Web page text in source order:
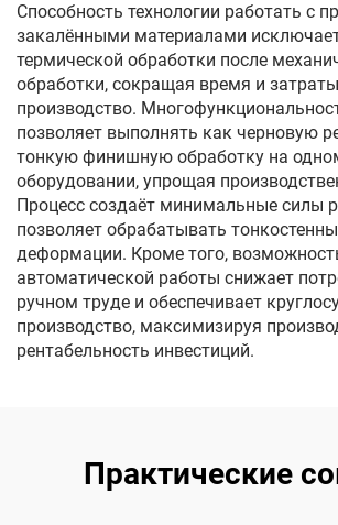
Способность технологии работать с
закалёнными материалами
термической обработки после
обработки, сокращая время и
производство.
позволяет выполнять как черновую
тонкую финишную обработку на
оборудовании, упрощая
Процесс создаёт минимальные силы
позволяет обрабатывать
деформации. Кроме того,
автоматической работы снижает
ручном труде и обеспечивает
производство, максимизируя
рентабельность инвестиций.
Практические